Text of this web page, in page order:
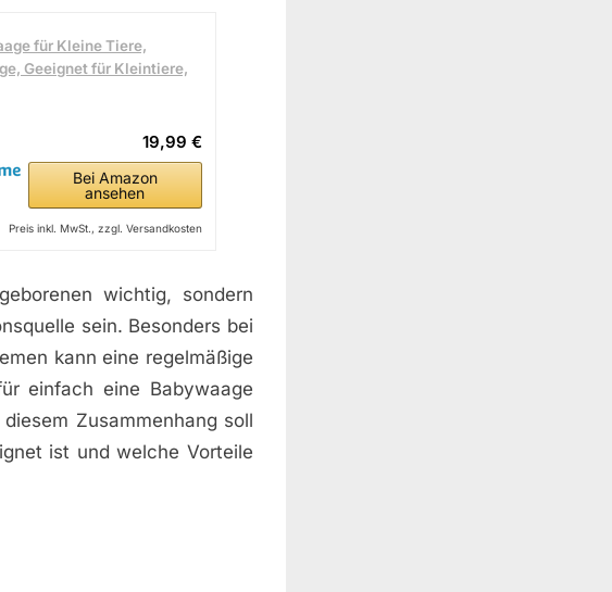
für Kleine Tiere,
Geeignet für Kleintiere,
19,99 €
Bei Amazon
ansehen
Preis inkl. MwSt., zzgl. Versandkosten
wichtig, sondern
sein. Besonders bei
kann eine regelmäßige
einfach eine Babywaage
Zusammenhang soll
ist und welche Vorteile